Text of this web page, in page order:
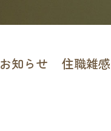
お知らせ 住職雑感